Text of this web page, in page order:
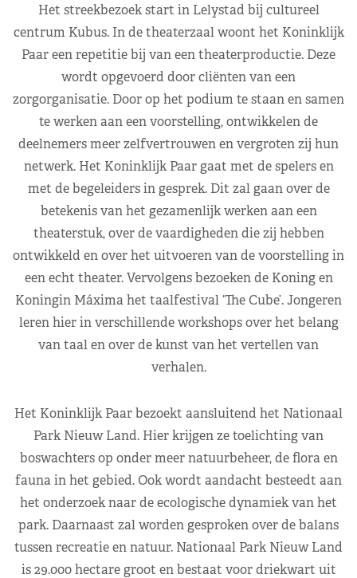
Het streekbezoek start in Lelystad bij cultureel
centrum Kubus. In de theaterzaal woont het Koninklijk
Paar een repetitie bij van een theaterproductie. Deze
wordt opgevoerd door cliënten van een
zorgorganisatie. Door op het podium te staan en samen
te werken aan een voorstelling, ontwikkelen de
deelnemers meer zelfvertrouwen en vergroten zij hun
netwerk. Het Koninklijk Paar gaat met de spelers en
met de begeleiders in gesprek. Dit zal gaan over de
betekenis van het gezamenlijk werken aan een
theaterstuk, over de vaardigheden die zij hebben
ontwikkeld en over het uitvoeren van de voorstelling in
een echt theater. Vervolgens bezoeken de Koning en
Koningin Máxima het taalfestival ‘The Cube’. Jongeren
leren hier in verschillende workshops over het belang
van taal en over de kunst van het vertellen van
verhalen.
Het Koninklijk Paar bezoekt aansluitend het Nationaal
Park Nieuw Land. Hier krijgen ze toelichting van
boswachters op onder meer natuurbeheer, de flora en
fauna in het gebied. Ook wordt aandacht besteedt aan
het onderzoek naar de ecologische dynamiek van het
park. Daarnaast zal worden gesproken over de balans
tussen recreatie en natuur. Nationaal Park Nieuw Land
is 29.000 hectare groot en bestaat voor driekwart uit